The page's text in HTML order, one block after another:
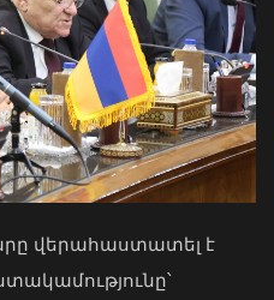
հետո
ՀՎԿԱԿ
վերահաստատել է